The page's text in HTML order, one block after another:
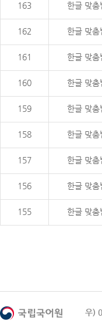
163 한글 맞춤
162 한글 맞춤
161 한글 맞춤
160 한글 맞춤
159 한글 맞춤
158 한글 맞춤
157 한글 맞춤
156 한글 맞춤
155 한글 맞춤
우)